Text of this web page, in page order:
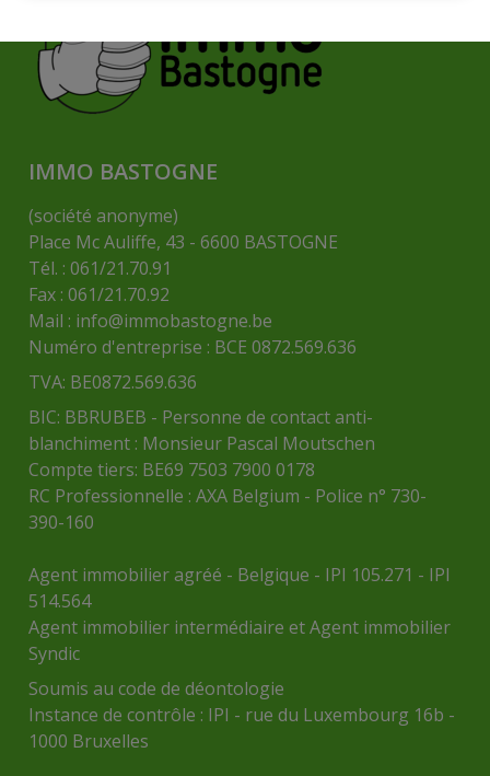
IMMO BASTOGNE
(société anonyme)
Place Mc Auliffe, 43 - 6600 BASTOGNE
Tél. : 061/21.70.91
Fax : 061/21.70.92
Mail : info@immobastogne.be
Numéro d'entreprise : BCE 0872.569.636
TVA: BE0872.569.636
BIC: BBRUBEB - Personne de contact anti-
blanchiment : Monsieur Pascal Moutschen
Compte tiers: BE69 7503 7900 0178
RC Professionnelle : AXA Belgium - Police n° 730-
390-160
Agent immobilier agréé - Belgique - IPI 105.271 - IPI
514.564
Agent immobilier intermédiaire et Agent immobilier
Syndic
Soumis au code de déontologie
Instance de contrôle : IPI - rue du Luxembourg 16b -
1000 Bruxelles